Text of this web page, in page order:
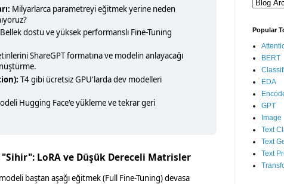
Milyarlarca parametreyi eğitmek yerine neden
Bellek dostu ve yüksek performanslı Fine-Tuning
ShareGPT formatına ve modelin anlayacağı
T4 gibi ücretsiz GPU'larda dev modelleri
Hugging Face'e yükleme ve tekrar geri
LoRA ve Düşük Dereceli Matrisler
baştan aşağı eğitmek (Full Fine-Tuning) devasa
Popular
BERT
EDA
GPT
Image
Text
Text
Text